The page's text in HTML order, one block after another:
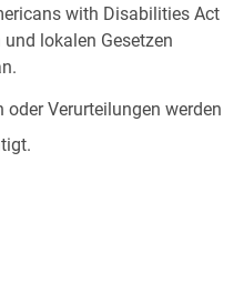
with Disabilities Act
lokalen Gesetzen
Verurteilungen werden